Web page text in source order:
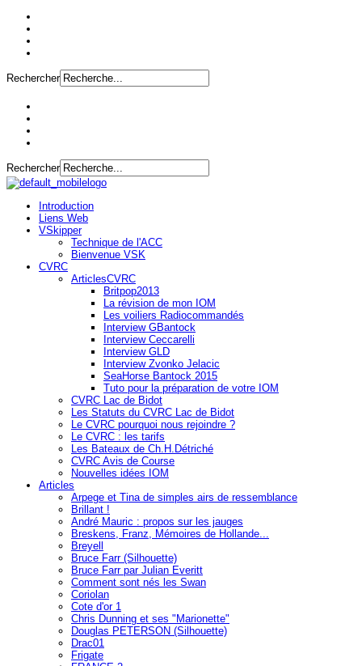
Rechercher
Rechercher
Introduction
Liens Web
VSkipper
Technique de l'ACC
Bienvenue VSK
CVRC
ArticlesCVRC
Britpop2013
La révision de mon IOM
Les voiliers Radiocommandés
Interview GBantock
Interview Ceccarelli
Interview GLD
Interview Zvonko Jelacic
SeaHorse Bantock 2015
Tuto pour la préparation de votre IOM
CVRC Lac de Bidot
Les Statuts du CVRC Lac de Bidot
Le CVRC pourquoi nous rejoindre ?
Le CVRC : les tarifs
Les Bateaux de Ch.H.Détriché
CVRC Avis de Course
Nouvelles idées IOM
Articles
Arpege et Tina de simples airs de ressemblance
Brillant !
André Mauric : propos sur les jauges
Breskens, Franz, Mémoires de Hollande...
Breyell
Bruce Farr (Silhouette)
Bruce Farr par Julian Everitt
Comment sont nés les Swan
Coriolan
Cote d'or 1
Chris Dunning et ses "Marionette"
Douglas PETERSON (Silhouette)
Drac01
Frigate